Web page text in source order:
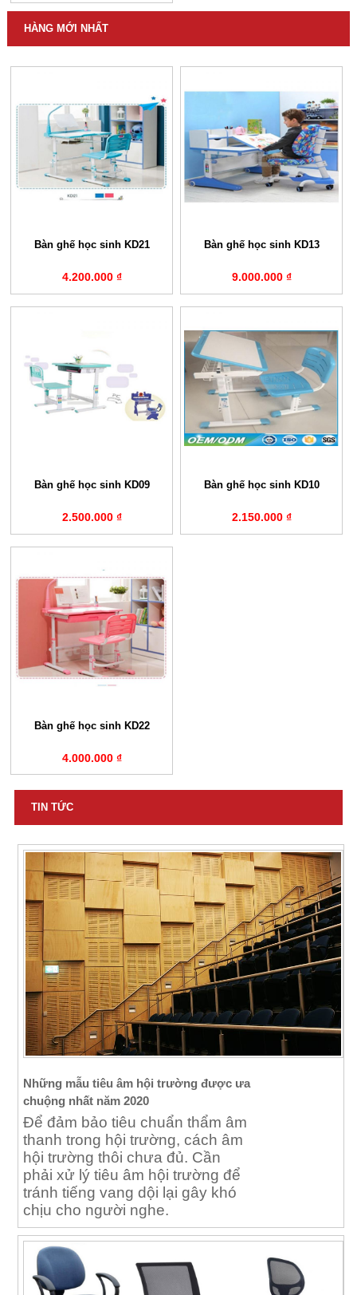
HÀNG MỚI NHẤT
Bàn ghế học sinh KD21
4.200.000 ₫
Bàn ghế học sinh KD13
9.000.000 ₫
Bàn ghế học sinh KD09
2.500.000 ₫
Bàn ghế học sinh KD10
2.150.000 ₫
Bàn ghế học sinh KD22
4.000.000 ₫
TIN TỨC
Những mẫu tiêu âm hội trường được ưa
chuộng nhất năm 2020
Để đảm bảo tiêu chuẩn thẩm âm
thanh trong hội trường, cách âm
hội trường thôi chưa đủ. Cần
phải xử lý tiêu âm hội trường để
tránh tiếng vang dội lại gây khó
chịu cho người nghe.